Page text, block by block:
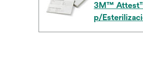
3M™
p/